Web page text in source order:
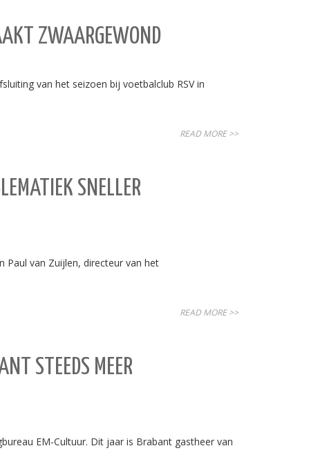
ZWAARGEWOND
van het seizoen bij voetbalclub RSV in
READ MORE >>
SNELLER
Paul van Zuijlen, directeur van het
READ MORE >>
STEEDS MEER
EM-Cultuur. Dit jaar is Brabant gastheer van